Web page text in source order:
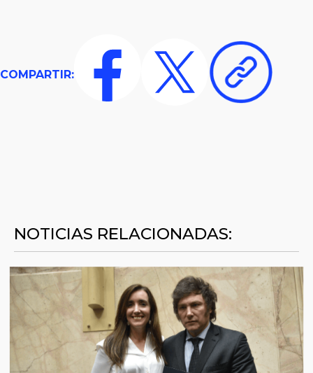
COMPARTIR:
NOTICIAS RELACIONADAS: